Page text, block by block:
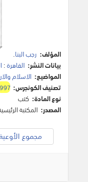
المؤلف: رجب البنا.
بيانات النشر: القاهرة:
المواضيع: الاسلام
تصنيف الكونجرس:
نوع المادة: كتب
المصدر: المكتبة
مجموع